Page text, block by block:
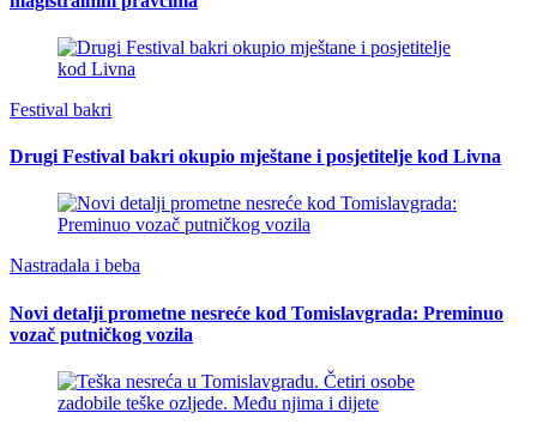
Festival bakri
Drugi Festival bakri okupio mještane i posjetitelje kod Livna
Nastradala i beba
Novi detalji prometne nesreće kod Tomislavgrada: Preminuo
vozač putničkog vozila